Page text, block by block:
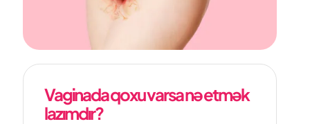
Vaginada qoxu varsa nə etmək
lazımdır?